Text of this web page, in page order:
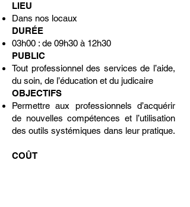
LIEU
Dans nos locaux
DURÉE
03h00 : de 09h30 à 12h30
PUBLIC
Tout professionnel des services de l’aide,
du soin, de l’éducation et du judicaire
OBJECTIFS
Permettre aux professionnels d’acquérir
de nouvelles compétences et l’utilisation
des outils systémiques dans leur pratique.
COÛT